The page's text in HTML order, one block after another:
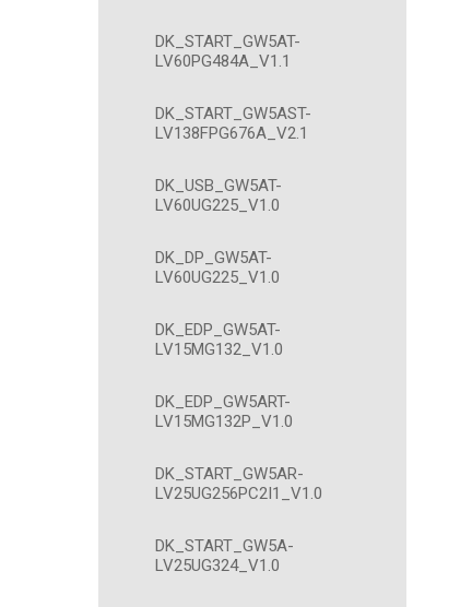
DK_START_GW5AT-
LV60PG484A_V1.1
DK_START_GW5AST-
LV138FPG676A_V2.1
DK_USB_GW5AT-
LV60UG225_V1.0
DK_DP_GW5AT-
LV60UG225_V1.0
DK_EDP_GW5AT-
LV15MG132_V1.0
DK_EDP_GW5ART-
LV15MG132P_V1.0
DK_START_GW5AR-
LV25UG256PC2I1_V1.0
DK_START_GW5A-
LV25UG324_V1.0